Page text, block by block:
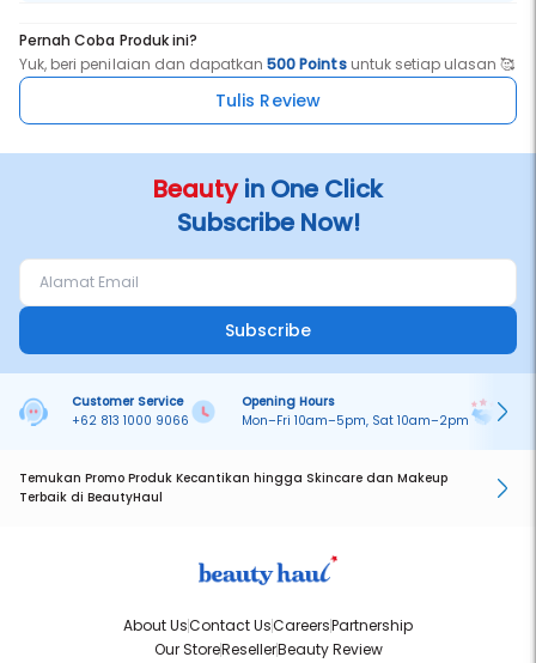
Pernah Coba Produk ini?
Yuk, beri penilaian dan dapatkan500 Pointsuntuk setiap ulasan 🥰
Tulis Review
Beautyin One Click
Subscribe Now!
Subscribe
Customer Service
+62 813 1000 9066
Opening Hours
Mon–Fri 10am–5pm, Sat 10am–2pm
Temukan Promo Produk Kecantikan hingga Skincare dan Makeup
Terbaik di BeautyHaul
About UsContact UsCareersPartnership
Our StoreResellerBeauty Review